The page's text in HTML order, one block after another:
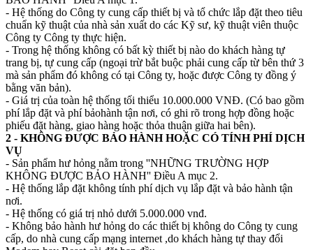
- Hệ thống do Công ty cung cấp thiết bị và tổ chức lắp đặt theo tiêu
chuẩn kỹ thuật của nhà sản xuất do các Kỹ sư, kỹ thuật viên thuộc
Công ty Công ty thực hiện.
- Trong hệ thống không có bất kỳ thiết bị nào do khách hàng tự
trang bị, tự cung cấp (ngoại trừ bắt buộc phải cung cấp từ bên thứ 3
mà sản phẩm đó không có tại Công ty, hoặc được Công ty đồng ý
bằng văn bản).
- Giá trị của toàn hệ thống tối thiểu 10.000.000 VNĐ. (Có bao gồm
phí lắp đặt và phí bảohành tận nơi, có ghi rõ trong hợp đồng hoặc
phiếu đặt hàng, giao hàng hoặc thỏa thuận giữa hai bên).
2 - KHÔNG ĐƯỢC BẢO HÀNH HOẶC CÓ TÍNH PHÍ DỊCH
VỤ
- Sản phẩm hư hỏng nằm trong ''NHỮNG TRƯỜNG HỢP
KHÔNG ĐƯỢC BẢO HÀNH'' Điều A mục 2.
- Hệ thống lắp đặt không tính phí dịch vụ lắp đặt và bảo hành tận
nơi.
- Hệ thống có giá trị nhỏ dưới 5.000.000 vnđ.
- Không bảo hành hư hỏng do các thiết bị không do Công ty cung
cấp, do nhà cung cấp mạng internet ,do khách hàng tự thay đổi